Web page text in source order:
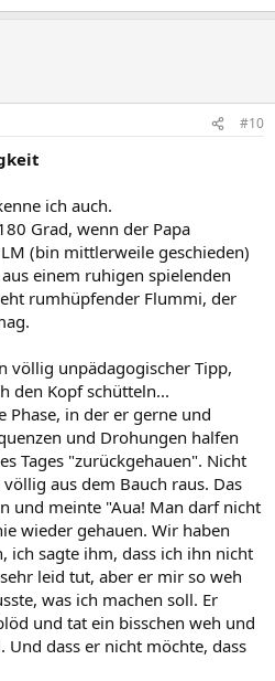
#10
ich auch.
Grad, wenn der Papa
(bin mittlerweile geschieden)
einem ruhigen spielenden
rumhüpfender Flummi, der
völlig unpädagogischer Tipp,
den Kopf schütteln...
Phase, in der er gerne und
und Drohungen halfen
Tages "zurückgehauen". Nicht
aus dem Bauch raus. Das
und meinte "Aua! Man darf nicht
wieder gehauen. Wir haben
ich sagte ihm, dass ich ihn nicht
leid tut, aber er mir so weh
was ich machen soll. Er
und tat ein bisschen weh und
Und dass er nicht möchte, dass